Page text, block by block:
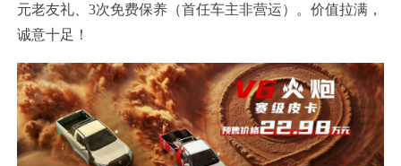
元老友礼、3次免费保养（首任车主非营运）。价值拉满，
诚意十足！